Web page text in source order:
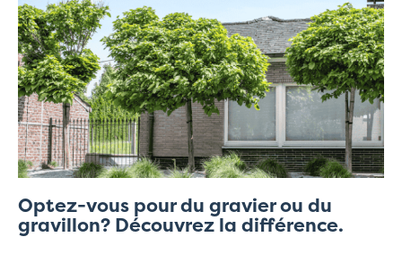
Optez-vous pour du gravier ou du
gravillon? Découvrez la différence.